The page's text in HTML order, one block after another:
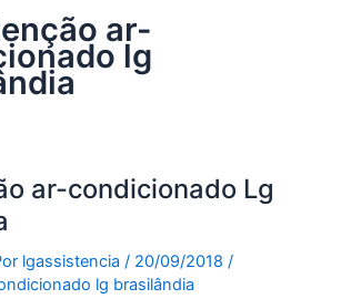
ar-
lg
ar-condicionado Lg
lgassistencia/ 20/09/2018 /
lg brasilândia